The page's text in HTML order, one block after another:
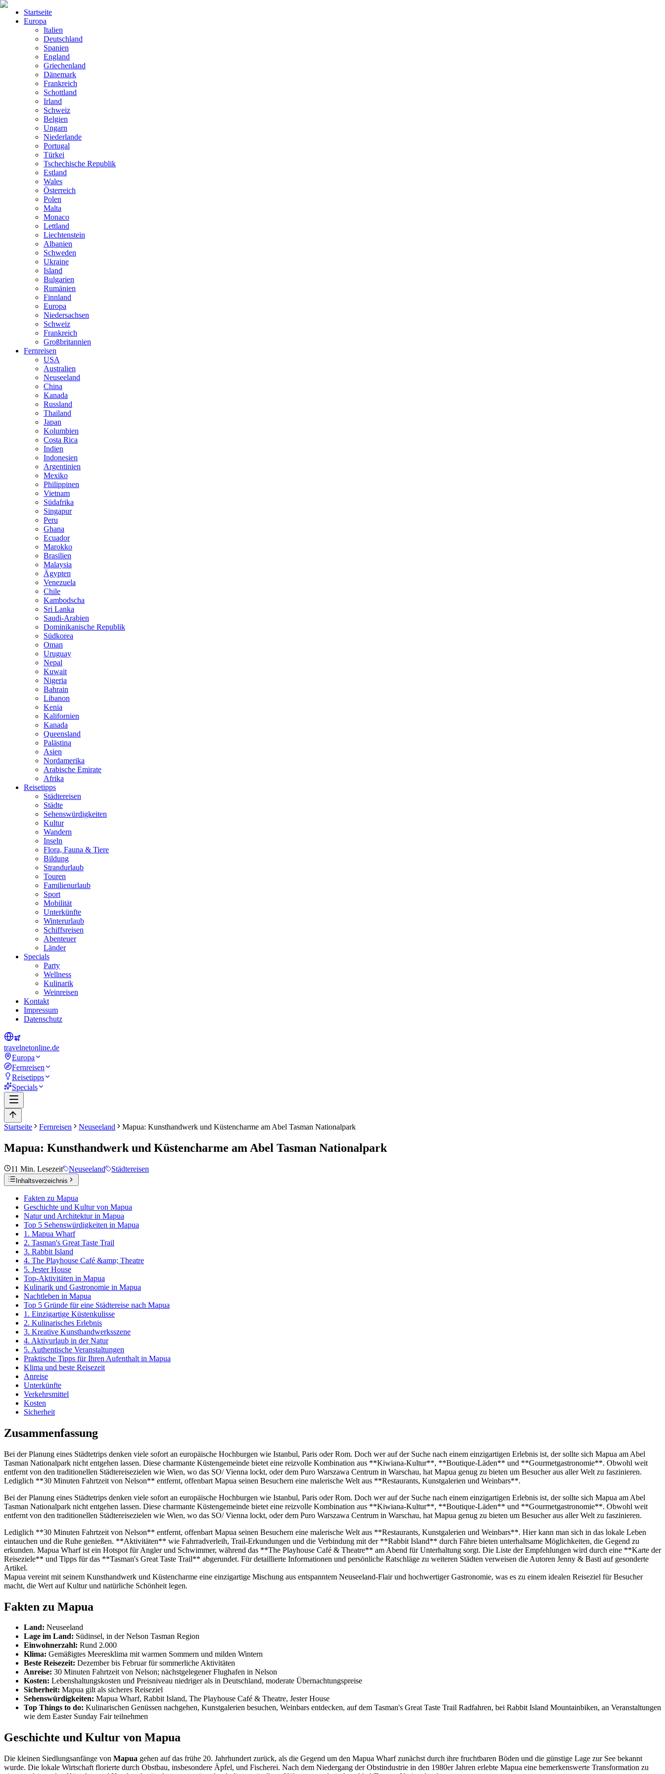
Startseite
Europa
Italien
Deutschland
Spanien
England
Griechenland
Dänemark
Frankreich
Schottland
Irland
Schweiz
Belgien
Ungarn
Niederlande
Portugal
Türkei
Tschechische Republik
Estland
Wales
Österreich
Polen
Malta
Monaco
Lettland
Liechtenstein
Albanien
Schweden
Ukraine
Island
Bulgarien
Rumänien
Finnland
Europa
Niedersachsen
Schweiz
Frankreich
Großbritannien
Fernreisen
USA
Australien
Neuseeland
China
Kanada
Russland
Thailand
Japan
Kolumbien
Costa Rica
Indien
Indonesien
Argentinien
Mexiko
Philippinen
Vietnam
Südafrika
Singapur
Peru
Ghana
Ecuador
Marokko
Brasilien
Malaysia
Ägypten
Venezuela
Chile
Kambodscha
Sri Lanka
Saudi-Arabien
Dominikanische Republik
Südkorea
Oman
Uruguay
Nepal
Kuwait
Nigeria
Bahrain
Libanon
Kenia
Kalifornien
Kanada
Queensland
Palästina
Asien
Nordamerika
Arabische Emirate
Afrika
Reisetipps
Städtereisen
Städte
Sehenswürdigkeiten
Kultur
Wandern
Inseln
Flora, Fauna & Tiere
Bildung
Strandurlaub
Touren
Familienurlaub
Sport
Mobilität
Unterkünfte
Winterurlaub
Schiffsreisen
Abenteuer
Länder
Specials
Party
Wellness
Kulinarik
Weinreisen
Kontakt
Impressum
Datenschutz
travelnetonline.de
Europa
Fernreisen
Reisetipps
Specials
Startseite Fernreisen Neuseeland Mapua: Kunsthandwerk und Küstencharme am Abel Tasman Nationalpark
Mapua: Kunsthandwerk und Küstencharme am Abel Tasman Nationalpark
11 Min. Lesezeit Neuseeland Städtereisen
Inhaltsverzeichnis
Fakten zu Mapua
Geschichte und Kultur von Mapua
Natur und Architektur in Mapua
Top 5 Sehenswürdigkeiten in Mapua
1. Mapua Wharf
2. Tasman's Great Taste Trail
3. Rabbit Island
4. The Playhouse Café &amp; Theatre
5. Jester House
Top-Aktivitäten in Mapua
Kulinarik und Gastronomie in Mapua
Nachtleben in Mapua
Top 5 Gründe für eine Städtereise nach Mapua
1. Einzigartige Küstenkulisse
2. Kulinarisches Erlebnis
3. Kreative Kunsthandwerksszene
4. Aktivurlaub in der Natur
5. Authentische Veranstaltungen
Praktische Tipps für Ihren Aufenthalt in Mapua
Klima und beste Reisezeit
Anreise
Unterkünfte
Verkehrsmittel
Kosten
Sicherheit
Zusammenfassung
Bei der Planung eines Städtetrips denken viele sofort an europäische Hochburgen wie Istanbul, Paris oder Rom. Doch wer auf der Suche nach einem einzigartigen Erlebnis ist, der sollte sich Mapua am Abel
Tasman Nationalpark nicht entgehen lassen. Diese charmante Küstengemeinde bietet eine reizvolle Kombination aus **Kiwiana-Kultur**, **Boutique-Läden** und **Gourmetgastronomie**. Obwohl weit
entfernt von den traditionellen Städtereisezielen wie Wien, wo das SO/ Vienna lockt, oder dem Puro Warszawa Centrum in Warschau, hat Mapua genug zu bieten um Besucher aus aller Welt zu faszinieren.
Lediglich **30 Minuten Fahrtzeit von Nelson** entfernt, offenbart Mapua seinen Besuchern eine malerische Welt aus **Restaurants, Kunstgalerien und Weinbars**.
Bei der Planung eines Städtetrips denken viele sofort an europäische Hochburgen wie Istanbul, Paris oder Rom. Doch wer auf der Suche nach einem einzigartigen Erlebnis ist, der sollte sich Mapua am Abel
Tasman Nationalpark nicht entgehen lassen. Diese charmante Küstengemeinde bietet eine reizvolle Kombination aus **Kiwiana-Kultur**, **Boutique-Läden** und **Gourmetgastronomie**. Obwohl weit
entfernt von den traditionellen Städtereisezielen wie Wien, wo das SO/ Vienna lockt, oder dem Puro Warszawa Centrum in Warschau, hat Mapua genug zu bieten um Besucher aus aller Welt zu faszinieren.
Lediglich **30 Minuten Fahrtzeit von Nelson** entfernt, offenbart Mapua seinen Besuchern eine malerische Welt aus **Restaurants, Kunstgalerien und Weinbars**. Hier kann man sich in das lokale Leben
eintauchen und die Ruhe genießen. **Aktivitäten** wie Fahrradverleih, Trail-Erkundungen und die Verbindung mit der **Rabbit Island** durch Fähre bieten unterhaltsame Möglichkeiten, die Gegend zu
erkunden. Mapua Wharf ist ein Hotspot für Angler und Schwimmer, während das **The Playhouse Café & Theatre** am Abend für Unterhaltung sorgt. Die Liste der Empfehlungen wird durch eine **Karte der
Reiseziele** und Tipps für das **Tasman's Great Taste Trail** abgerundet. Für detaillierte Informationen und persönliche Ratschläge zu weiteren Städten verweisen die Autoren Jenny & Basti auf gesonderte
Artikel.
Mapua vereint mit seinem Kunsthandwerk und Küstencharme eine einzigartige Mischung aus entspanntem Neuseeland-Flair und hochwertiger Gastronomie, was es zu einem idealen Reiseziel für Besucher
macht, die Wert auf Kultur und natürliche Schönheit legen.
Fakten zu Mapua
Land: Neuseeland
Lage im Land: Südinsel, in der Nelson Tasman Region
Einwohnerzahl: Rund 2.000
Klima: Gemäßigtes Meeresklima mit warmen Sommern und milden Wintern
Beste Reisezeit: Dezember bis Februar für sommerliche Aktivitäten
Anreise: 30 Minuten Fahrtzeit von Nelson; nächstgelegener Flughafen in Nelson
Kosten: Lebenshaltungskosten und Preisniveau niedriger als in Deutschland, moderate Übernachtungspreise
Sicherheit: Mapua gilt als sicheres Reiseziel
Sehenswürdigkeiten: Mapua Wharf, Rabbit Island, The Playhouse Café & Theatre, Jester House
Top Things to do: Kulinarischen Genüssen nachgehen, Kunstgalerien besuchen, Weinbars entdecken, auf dem Tasman's Great Taste Trail Radfahren, bei Rabbit Island Mountainbiken, an Veranstaltungen
wie dem Easter Sunday Fair teilnehmen
Geschichte und Kultur von Mapua
Die kleinen Siedlungsanfänge von Mapua gehen auf das frühe 20. Jahrhundert zurück, als die Gegend um den Mapua Wharf zunächst durch ihre fruchtbaren Böden und die günstige Lage zur See bekannt
wurde. Die lokale Wirtschaft florierte durch Obstbau, insbesondere Äpfel, und Fischerei. Nach dem Niedergang der Obstindustrie in den 1980er Jahren erlebte Mapua eine bemerkenswerte Transformation zu